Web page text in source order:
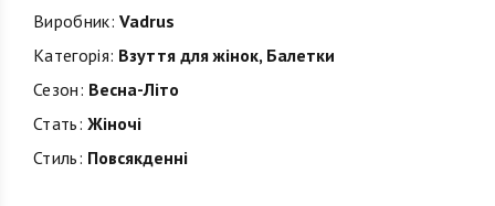
Виробник: Vadrus
Категорія: Взуття для жінок, Балетки
Сезон: Весна-Літо
Стать: Жіночі
Стиль: Повсякденні